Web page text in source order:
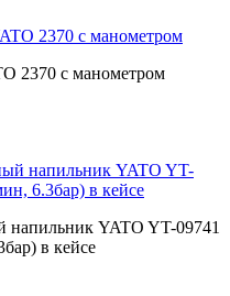
2370 с манометром
напильник YATO YT-09741
в кейсе